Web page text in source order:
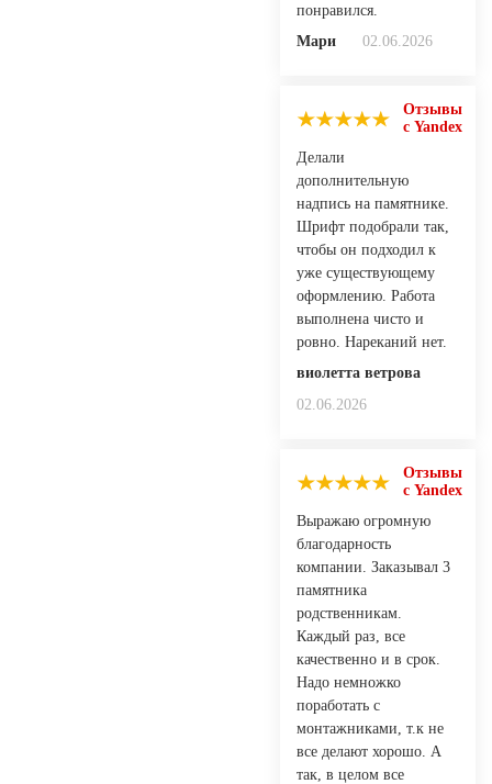
понравился.
Мари
02.06.2026
Отзывы
с Yandex
Делали
дополнительную
надпись на памятнике.
Шрифт подобрали так,
чтобы он подходил к
уже существующему
оформлению. Работа
выполнена чисто и
ровно. Нареканий нет.
виолетта ветрова
02.06.2026
Отзывы
с Yandex
Выражаю огромную
благодарность
компании. Заказывал 3
памятника
родственникам.
Каждый раз, все
качественно и в срок.
Надо немножко
поработать с
монтажниками, т.к не
все делают хорошо. А
так, в целом все